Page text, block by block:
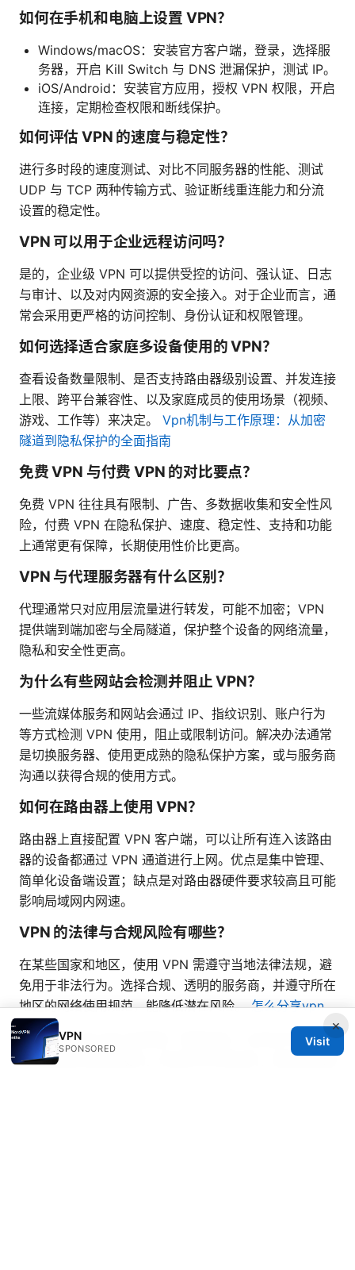
如何在手机和电脑上设置 VPN？
Windows/macOS：安装官方客户端，登录，选择服
务器，开启 Kill Switch 与 DNS 泄漏保护，测试 IP。
iOS/Android：安装官方应用，授权 VPN 权限，开启
连接，定期检查权限和断线保护。
如何评估 VPN 的速度与稳定性？
进行多时段的速度测试、对比不同服务器的性能、测试
UDP 与 TCP 两种传输方式、验证断线重连能力和分流
设置的稳定性。
VPN 可以用于企业远程访问吗？
是的，企业级 VPN 可以提供受控的访问、强认证、日志
与审计、以及对内网资源的安全接入。对于企业而言，通
常会采用更严格的访问控制、身份认证和权限管理。
如何选择适合家庭多设备使用的 VPN？
查看设备数量限制、是否支持路由器级别设置、并发连接
上限、跨平台兼容性、以及家庭成员的使用场景（视频、
游戏、工作等）来决定。 Vpn机制与工作原理：从加密
隧道到隐私保护的全面指南
免费 VPN 与付费 VPN 的对比要点？
免费 VPN 往往具有限制、广告、多数据收集和安全性风
险，付费 VPN 在隐私保护、速度、稳定性、支持和功能
上通常更有保障，长期使用性价比更高。
VPN 与代理服务器有什么区别？
代理通常只对应用层流量进行转发，可能不加密；VPN
提供端到端加密与全局隧道，保护整个设备的网络流量，
隐私和安全性更高。
为什么有些网站会检测并阻止 VPN？
一些流媒体服务和网站会通过 IP、指纹识别、账户行为
等方式检测 VPN 使用，阻止或限制访问。解决办法通常
是切换服务器、使用更成熟的隐私保护方案，或与服务商
沟通以获得合规的使用方式。
如何在路由器上使用 VPN？
路由器上直接配置 VPN 客户端，可以让所有连入该路由
器的设备都通过 VPN 通道进行上网。优点是集中管理、
简单化设备端设置；缺点是对路由器硬件要求较高且可能
影响局域网内网速。
VPN 的法律与合规风险有哪些？
在某些国家和地区，使用 VPN 需遵守当地法律法规，避
免用于非法行为。选择合规、透明的服务商，并遵守所在
地区的网络使用规范，能降低潜在风险。怎么分享vpn
如果你对 VPN 的工作机制、性能评估、以及在不同场景
下的应用还有更多疑问，欢迎在评论区留言，我会结合最
×
VPN
SPONSORED
Visit